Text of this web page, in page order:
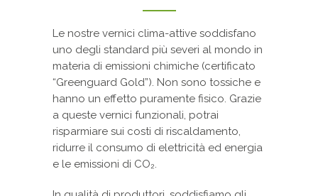
Le nostre vernici clima-attive soddisfano
uno degli standard più severi al mondo in
materia di emissioni chimiche (certificato
“Greenguard Gold”). Non sono tossiche e
hanno un effetto puramente fisico. Grazie
a queste vernici funzionali, potrai
risparmiare sui costi di riscaldamento,
ridurre il consumo di elettricità ed energia
e le emissioni di CO₂.